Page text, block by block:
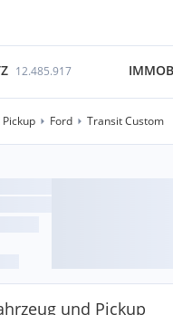
12.485.917
Ford Transit Custom
und Pickup